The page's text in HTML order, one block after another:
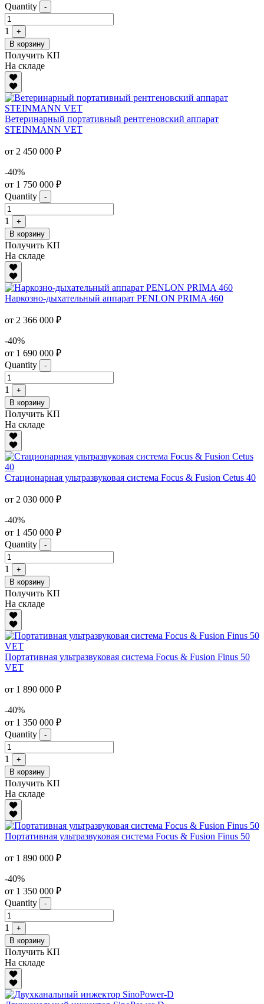
Quantity
-
1
+
В корзину
Получить КП
На складе
Ветеринарный портативный рентгеновский аппарат
STEINMANN VET
от 2 450 000 ₽
-40%
от 1 750 000 ₽
Quantity
-
1
+
В корзину
Получить КП
На складе
Наркозно-дыхательный аппарат PENLON PRIMA 460
от 2 366 000 ₽
-40%
от 1 690 000 ₽
Quantity
-
1
+
В корзину
Получить КП
На складе
Стационарная ультразвуковая система Focus & Fusion Cetus 40
от 2 030 000 ₽
-40%
от 1 450 000 ₽
Quantity
-
1
+
В корзину
Получить КП
На складе
Портативная ультразвуковая система Focus & Fusion Finus 50
VET
от 1 890 000 ₽
-40%
от 1 350 000 ₽
Quantity
-
1
+
В корзину
Получить КП
На складе
Портативная ультразвуковая система Focus & Fusion Finus 50
от 1 890 000 ₽
-40%
от 1 350 000 ₽
Quantity
-
1
+
В корзину
Получить КП
На складе